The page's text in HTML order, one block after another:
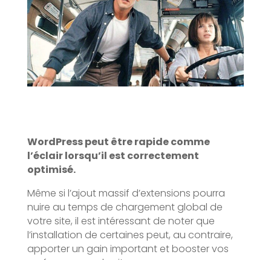
WordPress peut être rapide comme
l’éclair lorsqu’il est correctement
optimisé.
Même si l’ajout massif d’extensions pourra
nuire au temps de chargement global de
votre site, il est intéressant de noter que
l’installation de certaines peut, au contraire,
apporter un gain important et booster vos